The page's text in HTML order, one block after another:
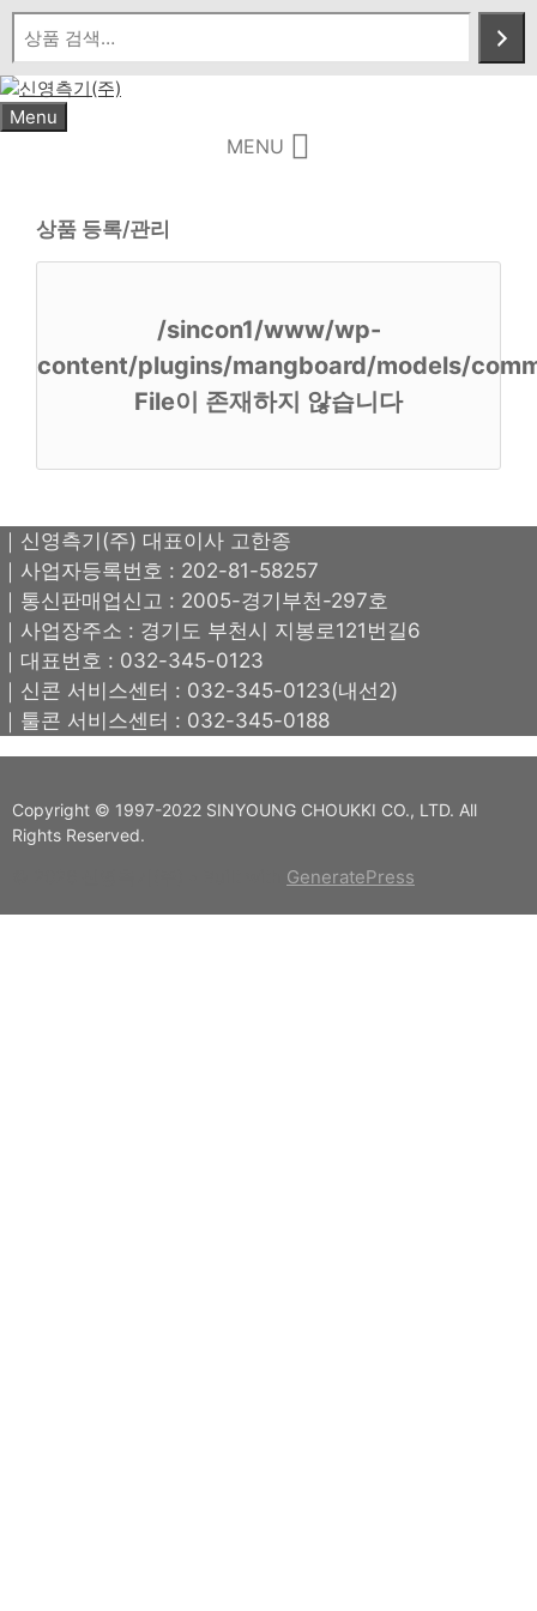
Skip
content
Menu
MENU
상품 등록/관리
/sincon1/www/wp-
content/plugins/mangboard/models/
File이 존재하지 않습니다
｜신영측기(주) 대표이사 고한종
｜사업자등록번호 : 202-81-58257
｜통신판매업신고 : 2005-경기부천-297호
｜사업장주소 : 경기도 부천시 지봉로121번길6
｜대표번호 : 032-345-0123
｜신콘 서비스센터 : 032-345-0123(내선2)
｜툴콘 서비스센터 : 032-345-0188
Copyright © 1997-2022 SINYOUNG CHOUKKI CO., LTD. All
Rights Reserved.
GeneratePress